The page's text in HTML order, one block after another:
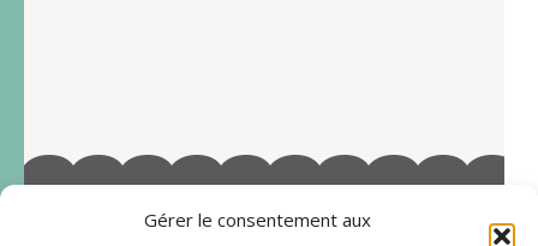
Gérer le consentement aux
©2022-Tous droits réservés à Marie-Blandine Sallé